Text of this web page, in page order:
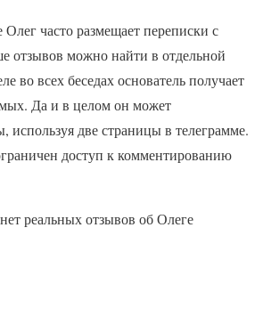
часто размещает переписки с
отзывов можно найти в отдельной
во всех беседах основатель получает
Да и в целом он может
используя две страницы в телеграмме.
доступ к комментированию
реальных отзывов об Олеге